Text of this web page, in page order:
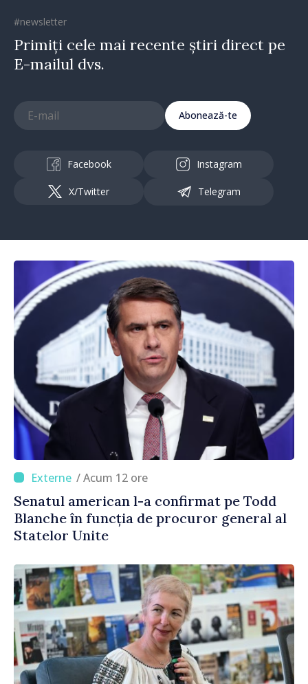
#newsletter
Primiți cele mai recente știri direct pe
E-mailul dvs.
Abonează-te
Facebook Instagram
X/Twitter Telegram
/ Acum 12 ore
Senatul american l-a confirmat pe Todd
Blanche în funcția de procuror general al
Statelor Unite